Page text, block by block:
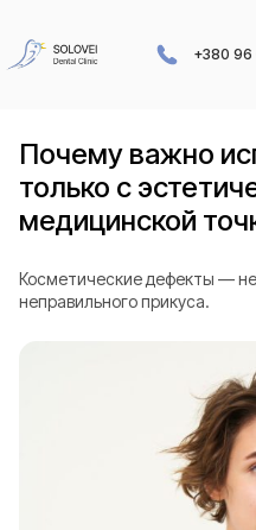
+380 96
Почему важно
только с
медицинской
Косметические дефекты —
неправильного прикуса.